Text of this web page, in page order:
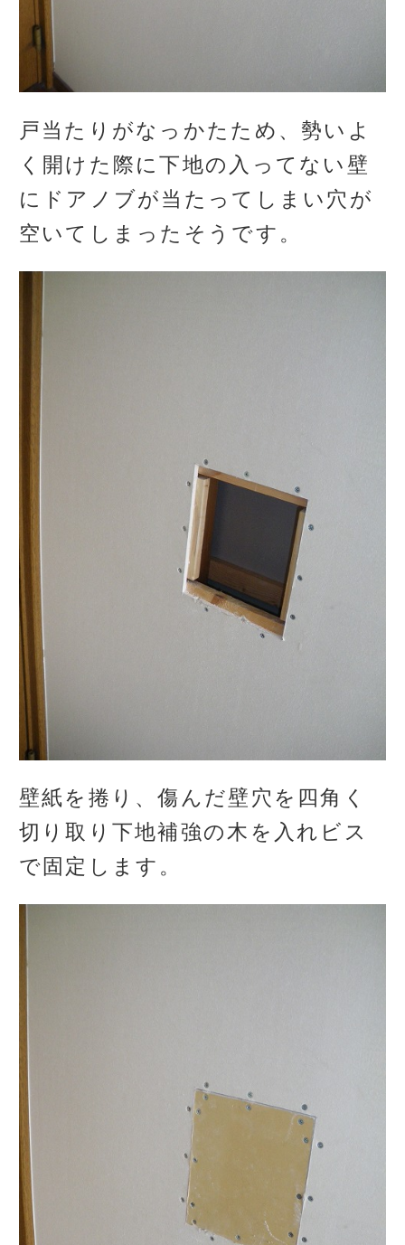
戸当たりがなっかたため、勢いよ
く開けた際に下地の入ってない壁
にドアノブが当たってしまい穴が
空いてしまったそうです。
壁紙を捲り、傷んだ壁穴を四角く
切り取り下地補強の木を入れビス
で固定します。